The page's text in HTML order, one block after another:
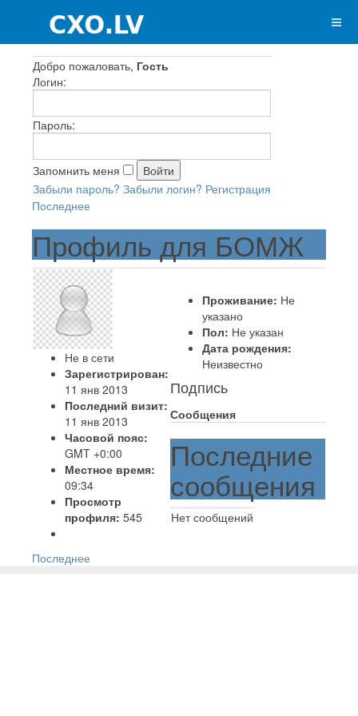
Добро пожаловать, Гость
Логин:
Пароль:
Запомнить меня
Забыли пароль? Забыли логин? Регистрация
Последнее
Профиль для БОМЖ
Не в сети
Зарегистрирован:
11 янв 2013
Последний визит:
11 янв 2013
Часовой пояс:
GMT +0:00
Местное время:
09:34
Просмотр
профиля: 545
Проживание: Не
указано
Пол: Не указан
Дата рождения:
Неизвестно
Подпись
Сообщения
Последние
сообщения
Нет сообщений
Последнее